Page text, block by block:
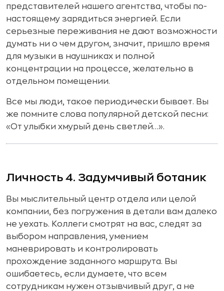
представителей нашего агентства, чтобы по-
настоящему зарядиться энергией. Если
серьезные переживания не дают возможности
думать ни о чем другом, значит, пришло время
для музыки в наушниках и полной
концентрации на процессе, желательно в
отдельном помещении.
Все мы люди, такое периодически бывает. Вы
же помните слова популярной детской песни:
«От улыбки хмурый день светлей…».
Личность 4. Задумчивый ботаник
Вы мыслительный центр отдела или целой
компании, без погружения в детали вам далеко
не уехать. Коллеги смотрят на вас, следят за
выбором направления, умением
маневрировать и контролировать
прохождение заданного маршрута. Вы
ошибаетесь, если думаете, что всем
сотрудникам нужен отзывчивый друг, а не